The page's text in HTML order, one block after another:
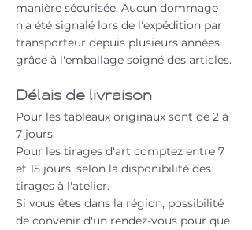
manière sécurisée. Aucun dommage
n'a été signalé lors de l'expédition par
transporteur depuis plusieurs années
grâce à l'emballage soigné des articles.
Délais de livraison
Pour les tableaux originaux sont de 2 à
7 jours.
Pour les tirages d'art comptez entre 7
et 15 jours, selon la disponibilité des
tirages à l'atelier.
Si vous êtes dans la région, possibilité
de convenir d'un rendez-vous pour que